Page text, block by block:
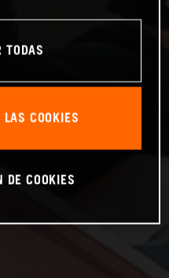
TODAS
COOKIES
DE COOKIES